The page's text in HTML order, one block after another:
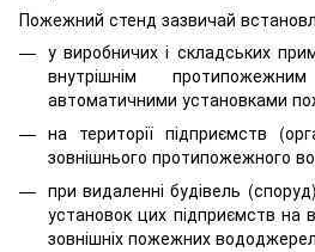
Пожежний стенд зазвичай
у виробничих і складських
внутрішнім
автоматичними установками
на території підприємств
зовнішнього протипожежного
при видаленні будівель
установок цих підприємств на
зовнішніх пожежних вододжерел